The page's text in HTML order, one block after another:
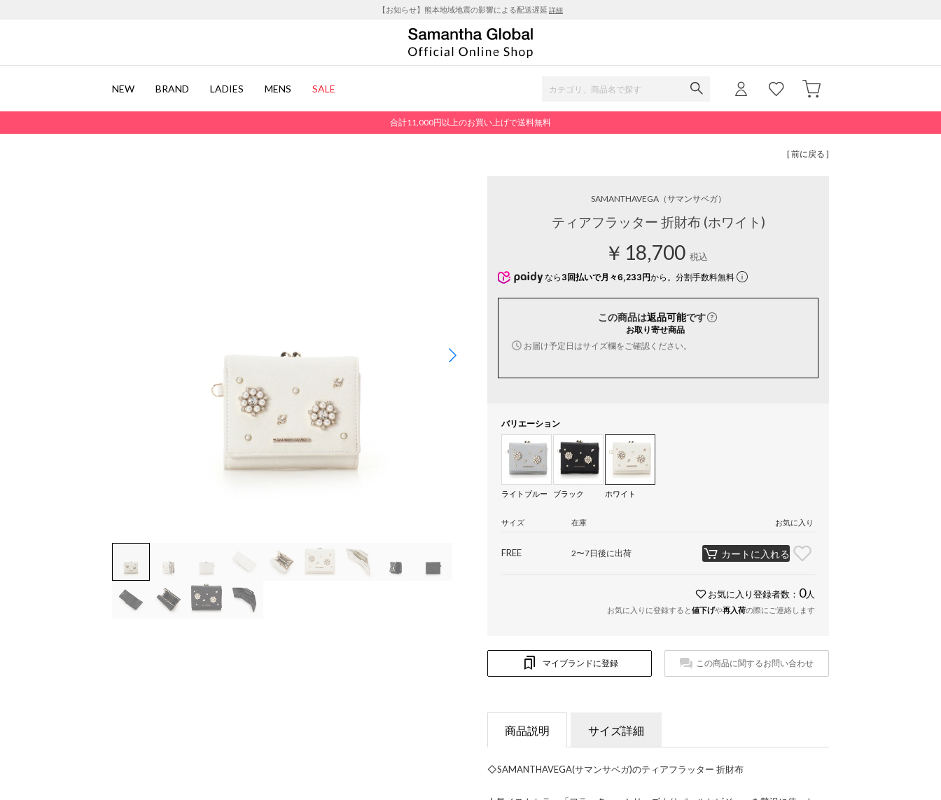
【お知らせ】熊本地域地震の影響による配送遅延 詳細
NEW BRAND LADIES MENS SALE
合計11,000円以上のお買い上げで送料無料
[ 前に戻る ]
SAMANTHAVEGA（サマンサベガ）
ティアフラッター 折財布 (ホワイト)
￥18,700 税込
なら 3回払いで月々6,233円から。分割手数料無料
この商品は返品可能です
お取り寄せ商品
お届け予定日はサイズ欄をご確認ください。
バリエーション
ライトブルー ブラック ホワイト
サイズ 在庫 お気に入り
FREE 2〜7日後に出荷 カートに入れる
お気に入り登録者数： 0人
お気に入りに登録すると値下げや再入荷の際にご連絡します
マイブランドに登録 この商品に関するお問い合わせ
商品説明 サイズ詳細
◇SAMANTHAVEGA(サマンサベガ)のティアフラッター 折財布